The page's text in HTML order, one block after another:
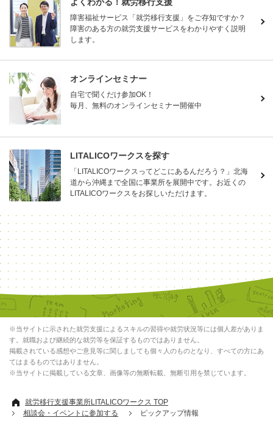
障害福祉サービス「就労移行支援」をご存知ですか？
障害のある方の就労支援サービスをわかりやすく説明
します。
オンラインセミナー
自宅で聞くだけ参加OK！
毎月、無料のオンラインセミナー開催中
LITALICOワークスを探す
「LITALICOワークスってどこにあるんだろう？」北海
道から沖縄まで全国に事業所を展開中です。お近くの
LITALICOワークスをお探しいただけます。
※当サイトに示された就労支援によるスキルの習得や就労状況等には個人差がありま
す。就職および継続的な就労等を保証するものではありません。
掲載されている感想やご意見等に関しましても個々人のものとなり、すべての方にあ
てはまるものではありません。
※当サイトに掲載している文章、画像等の無断転載、無断引用を禁じています。
就労移行支援事業所LITALICOワークス TOP
相談会・イベントに参加する
ピックアップ情報